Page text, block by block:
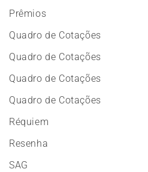
Prêmios
Quadro de Cotações
Quadro de Cotações
Quadro de Cotações
Quadro de Cotações
Réquiem
Resenha
SAG